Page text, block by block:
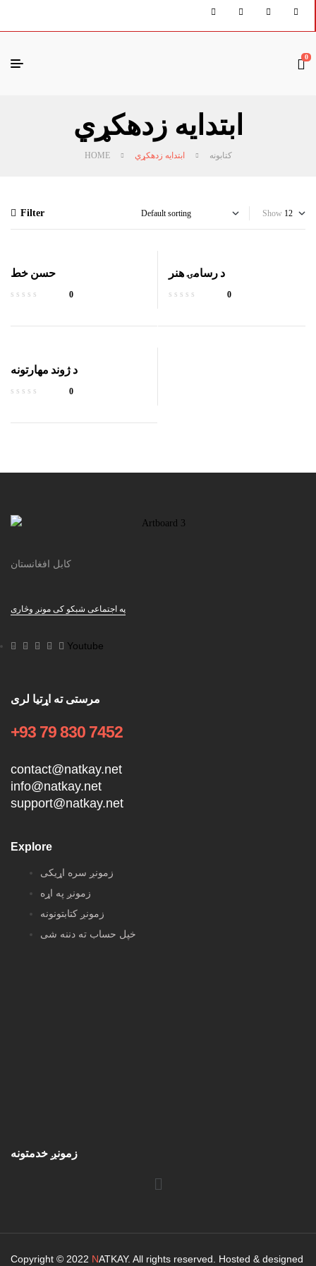
0
ابتدایه زدهکړي
HOME کتابونه ابتدایه زدهکړي
Filter Show
حسن خط
0
د رسامۍ هنر
0
د ژوند مهارتونه
0
کابل افغانستان
په اجتماعی شبکو کی مونږ وڅاری
Youtube
مرستی ته اړتیا لری
+93 79 830 7452
contact@natkay.net
info@natkay.net
support@natkay.net
Explore
زمونږ سره اړیکی
زمونږ په اړه
زمونږ کتابتونونه
خپل حساب ته دننه شی
زمونږ خدمتونه
Copyright © 2022 NATKAY. All rights reserved. Hosted & designed